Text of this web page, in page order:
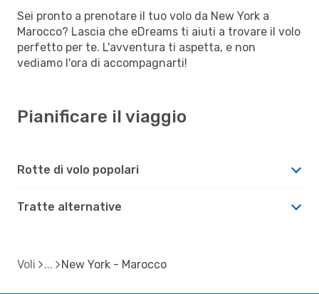
Sei pronto a prenotare il tuo volo da New York a
Marocco? Lascia che eDreams ti aiuti a trovare il volo
perfetto per te. L'avventura ti aspetta, e non
vediamo l'ora di accompagnarti!
Pianificare il viaggio
Rotte di volo popolari
Tratte alternative
Voli New York - Marocco